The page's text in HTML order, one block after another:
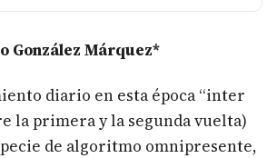
González Márquez*
diario en esta época “inter
la primera y la segunda vuelta)
de algoritmo omnipresente,